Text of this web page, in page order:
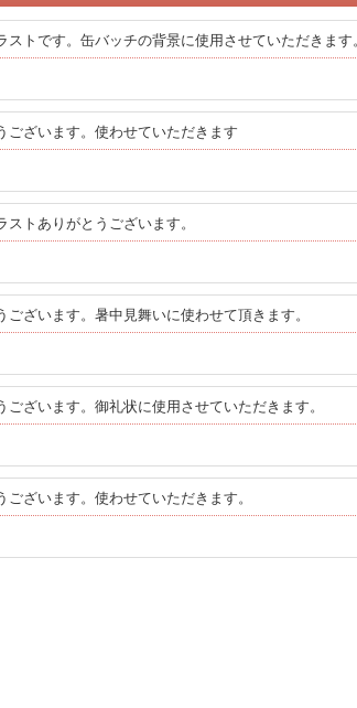
ストです。缶バッチの背景に使用させていただきます
ございます。使わせていただきます
ストありがとうございます。
ございます。暑中見舞いに使わせて頂きます。
ございます。御礼状に使用させていただきます。
ございます。使わせていただきます。